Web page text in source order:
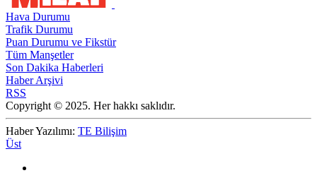
Hava Durumu
Trafik Durumu
Puan Durumu ve Fikstür
Tüm Manşetler
Son Dakika Haberleri
Haber Arşivi
RSS
Copyright © 2025. Her hakkı saklıdır.
Haber Yazılımı: TE Bilişim
Üst